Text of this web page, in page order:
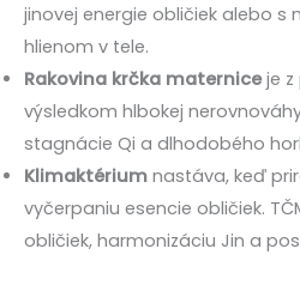
jinovej energie obličiek alebo s
hlienom v tele.
Rakovina krčka materniceje z
výsledkom hlbokej
stagnácie Qi a dlhodobého
Klimaktérium nastáva, keď
vyčerpaniu esencie obličiek.
obličiek, harmonizáciu Jin a